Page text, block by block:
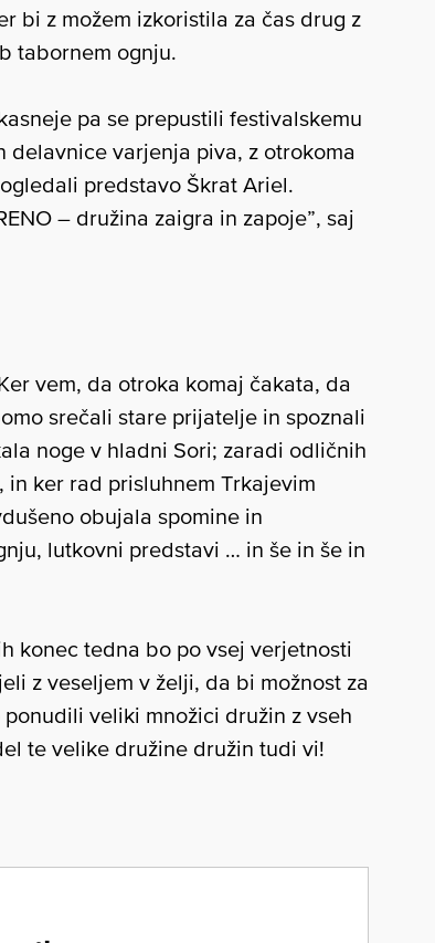
bi z možem izkoristila za čas drug z
tabornem ognju.
pa se prepustili festivalskemu
delavnice varjenja piva, z otrokoma
predstavo Škrat Ariel.
– družina zaigra in zapoje”, saj
vem, da otroka komaj čakata, da
srečali stare prijatelje in spoznali
noge v hladni Sori; zaradi odličnih
in ker rad prisluhnem Trkajevim
obujala spomine in
lutkovni predstavi … in še in še in
konec tedna bo po vsej verjetnosti
z veseljem v želji, da bi možnost za
veliki množici družin z vseh
te velike družine družin tudi vi!